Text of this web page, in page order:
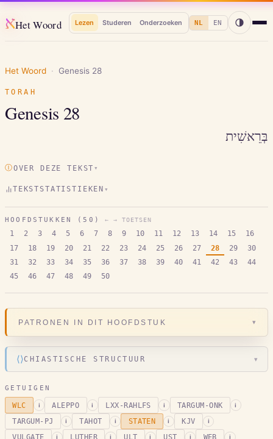
אHet Woord Lezen Studeren Onderzoeken NL EN
Het Woord · Genesis 28
TORAH
Genesis 28
בְּרֵאשִׁית
ⒾOVER DEZE TEKST ▾
TEKSTSTATISTIEKEN ▾
HOOFDSTUKKEN ( 50 ) ← → TOETSEN
1 2 3 4 5 6 7 8 9 10 11 12 13 14 15
16
17
18 19 20 21 22 23 24 25 26 27 28 29
30
31
32 33 34 35 36 37 38 39 40 41 42 43
44
45
46 47 48 49 50
PATRONEN IN DIT HOOFDSTUK ▾
⟨⟩CHIASTISCHE STRUCTUUR ▾
GETUIGEN
WLC i ALEPPO i LXX-RAHLFS i TARGUM-ONK i
TARGUM-PJ i TAHOT i STATEN i KJV i
VULGATE i LUTHER i ULT i UST i WEB i